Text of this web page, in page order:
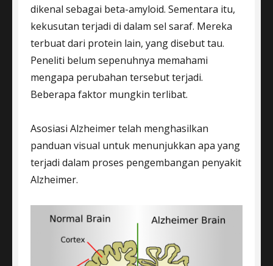
dikenal sebagai beta-amyloid. Sementara itu,
kekusutan terjadi di dalam sel saraf. Mereka
terbuat dari protein lain, yang disebut tau.
Peneliti belum sepenuhnya memahami
mengapa perubahan tersebut terjadi.
Beberapa faktor mungkin terlibat.
Asosiasi Alzheimer telah menghasilkan
panduan visual untuk menunjukkan apa yang
terjadi dalam proses pengembangan penyakit
Alzheimer.